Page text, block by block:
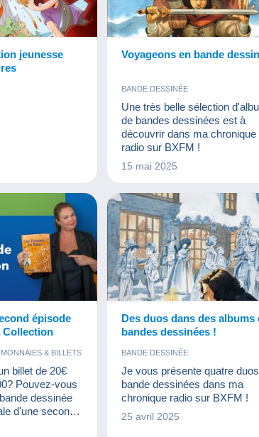
jeunesse
Voyageons en bande
BANDE DESSINÉE
Une très belle sélection
de bandes dessinées est à
découvrir dans ma chronique
radio sur BXFM !
15 mai 2025
épisode
Collection
MONNAIES & BILLETS
TIMBRES
billet de 20€
Pouvez-vous
dessinée
d'une seconde
édition ? Je
Des duos dans des albums
bandes dessinées !
BANDE DESSINÉE
Je vous présente quatre
bande dessinées dans ma
chronique radio sur BXFM !
25 avril 2025